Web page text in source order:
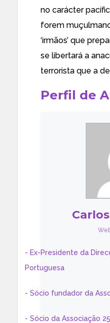
no carácter
forem
‘irmãos’ que
se libertará a
terrorista que a
Perfil de
- Ex-Presidente da
Portuguesa
- Sócio fundador da
- Sócio da Associação